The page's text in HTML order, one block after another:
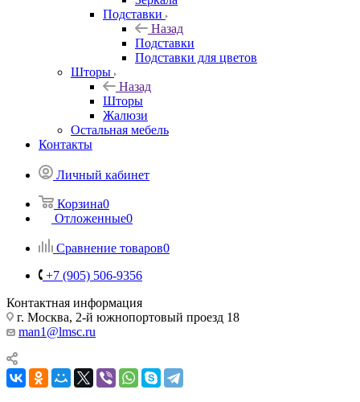
Подставки
Назад
Подставки
Подставки для цветов
Шторы
Назад
Шторы
Жалюзи
Остальная мебель
Контакты
Личный кабинет
Корзина0
Отложенные0
Сравнение товаров0
+7 (905) 506-9356
Контактная информация
г. Москва, 2-й южнопортовый проезд 18
man1@lmsc.ru